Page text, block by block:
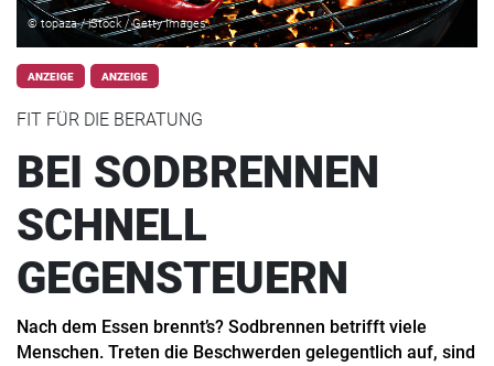
© topaza / iStock / Getty Images
ANZEIGE ANZEIGE
FIT FÜR DIE BERATUNG
BEI SODBRENNEN
SCHNELL
GEGENSTEUERN
Nach dem Essen brennt’s? Sodbrennen betrifft viele
Menschen. Treten die Beschwerden gelegentlich auf, sind